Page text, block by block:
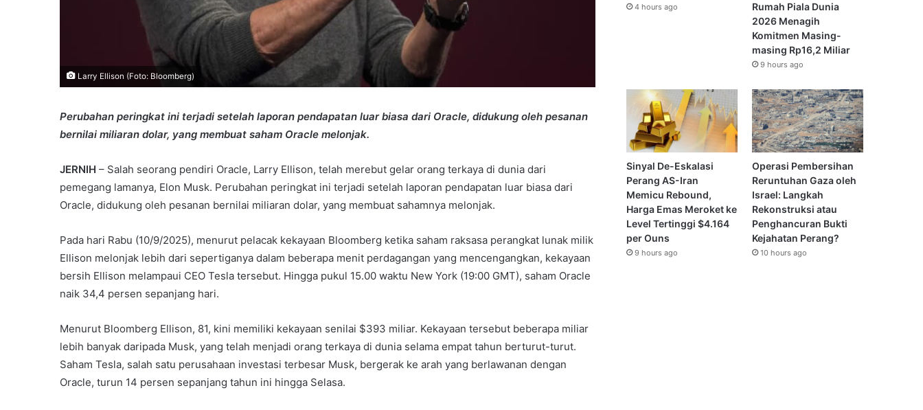
Larry Ellison (Foto: Bloomberg)
Perubahan peringkat ini terjadi setelah laporan pendapatan luar biasa dari Oracle, didukung oleh pesanan
bernilai miliaran dolar, yang membuat saham Oracle melonjak.
JERNIH – Salah seorang pendiri Oracle, Larry Ellison, telah merebut gelar orang terkaya di dunia dari
pemegang lamanya, Elon Musk. Perubahan peringkat ini terjadi setelah laporan pendapatan luar biasa dari
Oracle, didukung oleh pesanan bernilai miliaran dolar, yang membuat sahamnya melonjak.
Pada hari Rabu (10/9/2025), menurut pelacak kekayaan Bloomberg ketika saham raksasa perangkat lunak milik
Ellison melonjak lebih dari sepertiganya dalam beberapa menit perdagangan yang mencengangkan, kekayaan
bersih Ellison melampaui CEO Tesla tersebut. Hingga pukul 15.00 waktu New York (19:00 GMT), saham Oracle
naik 34,4 persen sepanjang hari.
Menurut Bloomberg Ellison, 81, kini memiliki kekayaan senilai $393 miliar. Kekayaan tersebut beberapa miliar
lebih banyak daripada Musk, yang telah menjadi orang terkaya di dunia selama empat tahun berturut-turut.
Saham Tesla, salah satu perusahaan investasi terbesar Musk, bergerak ke arah yang berlawanan dengan
Oracle, turun 14 persen sepanjang tahun ini hingga Selasa.
4 hours ago
Rumah Piala Dunia
2026 Menagih
Komitmen Masing-
masing Rp16,2 Miliar
9 hours ago
Sinyal De-Eskalasi
Perang AS-Iran
Memicu Rebound,
Harga Emas Meroket ke
Level Tertinggi $4.164
per Ouns
9 hours ago
Operasi Pembersihan
Reruntuhan Gaza oleh
Israel: Langkah
Rekonstruksi atau
Penghancuran Bukti
Kejahatan Perang?
10 hours ago